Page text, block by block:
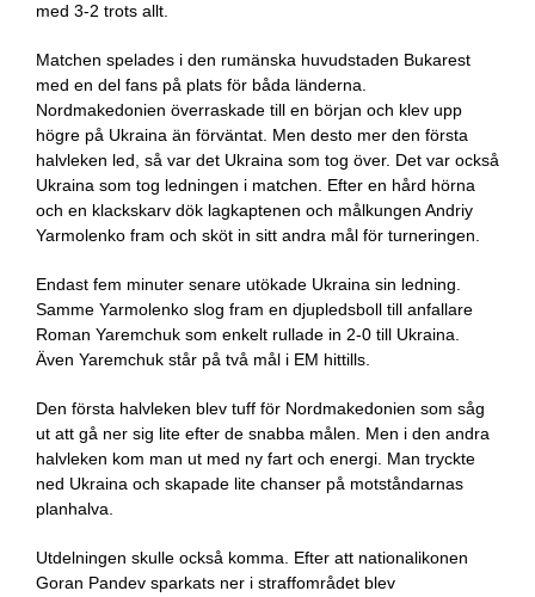
med 3-2 trots allt.
Matchen spelades i den rumänska huvudstaden Bukarest
med en del fans på plats för båda länderna.
Nordmakedonien överraskade till en början och klev upp
högre på Ukraina än förväntat. Men desto mer den första
halvleken led, så var det Ukraina som tog över. Det var också
Ukraina som tog ledningen i matchen. Efter en hård hörna
och en klackskarv dök lagkaptenen och målkungen Andriy
Yarmolenko fram och sköt in sitt andra mål för turneringen.
Endast fem minuter senare utökade Ukraina sin ledning.
Samme Yarmolenko slog fram en djupledsboll till anfallare
Roman Yaremchuk som enkelt rullade in 2-0 till Ukraina.
Även Yaremchuk står på två mål i EM hittills.
Den första halvleken blev tuff för Nordmakedonien som såg
ut att gå ner sig lite efter de snabba målen. Men i den andra
halvleken kom man ut med ny fart och energi. Man tryckte
ned Ukraina och skapade lite chanser på motståndarnas
planhalva.
Utdelningen skulle också komma. Efter att nationalikonen
Goran Pandev sparkats ner i straffområdet blev